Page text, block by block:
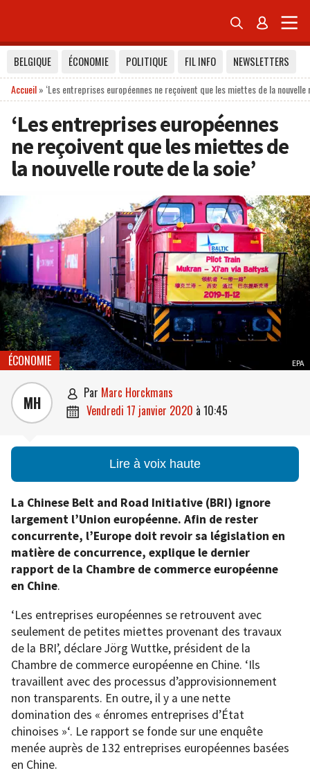
 
BELGIQUE ÉCONOMIE POLITIQUE FIL INFO
NEWSLETTERS
Accueil» ‘Les entreprises européennes ne reçoivent que les miettes de la nouvelle
‘Les entreprises européennes
ne reçoivent que les miettes de
la nouvelle route de la soie’
EPA
ÉCONOMIE
MH  par Marc Horckmans
 vendredi 17 janvier 2020 à 10:45
Lire à voix haute
La Chinese Belt and Road Initiative (BRI) ignore
largement l’Union européenne. Afin de rester
concurrente, l’Europe doit revoir sa législation en
matière de concurrence, explique le dernier
rapport de la Chambre de commerce européenne
en Chine.
‘Les entreprises européennes se retrouvent avec
seulement de petites miettes provenant des travaux
de la BRI’, déclare Jörg Wuttke, président de la
Chambre de commerce européenne en Chine. ‘Ils
travaillent avec des processus d’approvisionnement
non transparents. En outre, il y a une nette
domination des « énromes entreprises d’État
chinoises »‘. Le rapport se fonde sur une enquête
menée auprès de 132 entreprises européennes basées
en Chine.